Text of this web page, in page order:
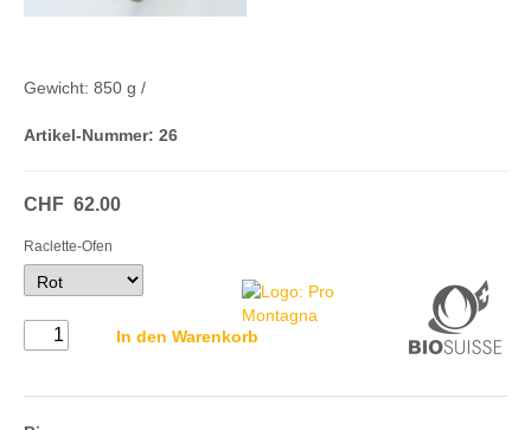
Gewicht: 850 g /
Artikel-Nummer: 26
CHF 62.00
Raclette-Ofen
In den Warenkorb